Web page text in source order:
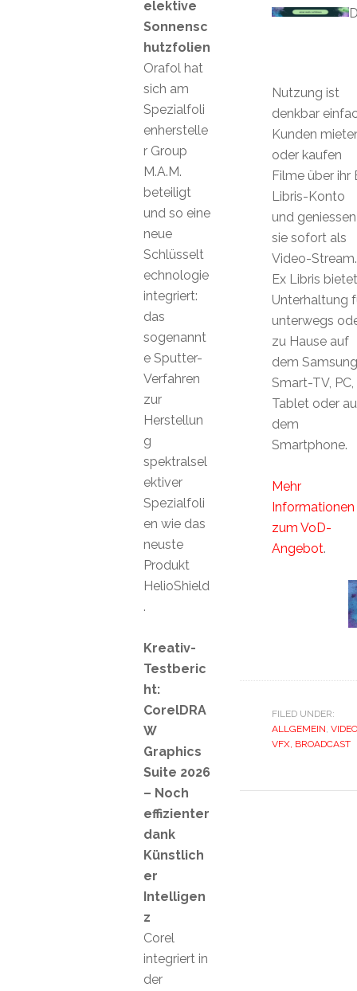
Nutzung ist
denkbar
Kunden
oder kaufen
Filme über ihr
Libris-Konto
und geniessen
sie sofort als
Video-Stream.
Ex Libris bietet
Unterhaltung
unterwegs
zu Hause auf
dem Samsung
Smart-TV, PC,
Tablet oder
dem
Smartphone.
Mehr
Informationen
zum VoD-
Angebot.
FILED UNDER:
ALLGEMEIN,
VFX, BROADCAST
elektive
Sonnensc
hutzfolien
Orafol hat
sich am
Spezialfoli
enherstelle
r Group
M.A.M.
beteiligt
und so eine
neue
Schlüsselt
echnologie
integriert:
das
sogenannt
e Sputter-
Verfahren
zur
Herstellun
g
spektralsel
ektiver
Spezialfoli
en wie das
neuste
Produkt
HelioShield
.
Kreativ-
Testberic
ht:
CorelDRA
W
Graphics
Suite 2026
– Noch
effizienter
dank
Künstlich
er
Intelligen
z
Corel
integriert in
der